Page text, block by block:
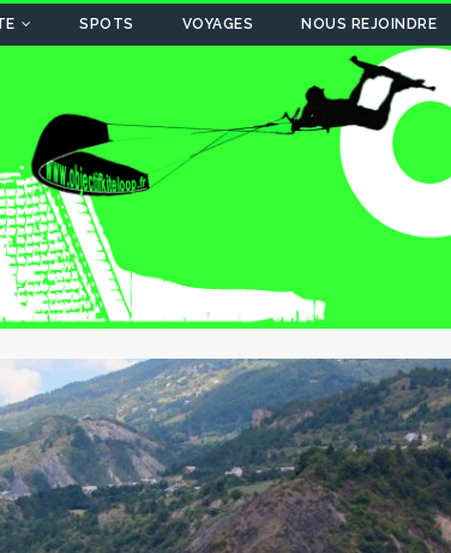
SPOTS VOYAGES NOUS REJOINDRE